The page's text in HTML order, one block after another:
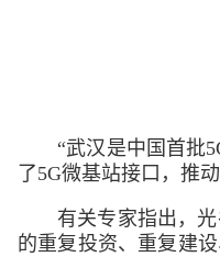
“武汉是中国首批
了5G微基站接口，推
有关专家指出，
的重复投资、重复建